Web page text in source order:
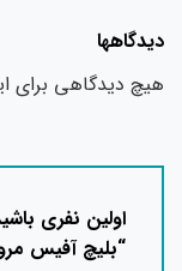
دیدگاهی برای
اولین نفری
“بلیچ آفیس